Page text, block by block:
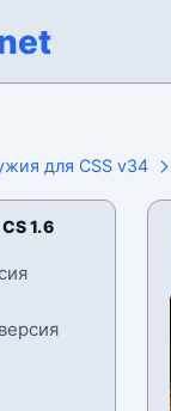
для CSS v34
1.6